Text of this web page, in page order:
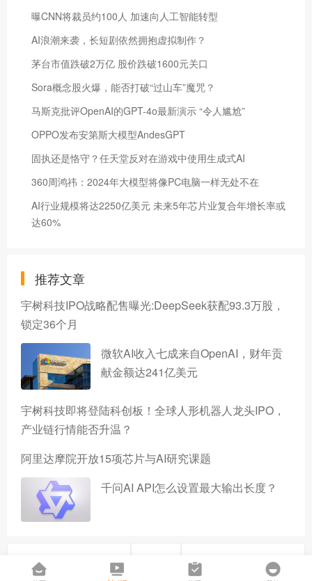
曝CNN将裁员约100人 加速向人工智能转型
AI浪潮来袭，长短剧依然拥抱虚拟制作？
茅台市值跌破2万亿 股价跌破1600元关口
Sora概念股火爆，能否打破“过山车”魔咒？
马斯克批评OpenAI的GPT-4o最新演示 “令人尴尬”
OPPO发布安第斯大模型AndesGPT
​固执还是恪守？任天堂反对在游戏中使用生成式AI
360周鸿祎：2024年大模型将像PC电脑一样无处不在
AI行业规模将达2250亿美元 未来5年芯片业复合年增长率或
达60%
推荐文章
宇树科技IPO战略配售曝光:DeepSeek获配93.3万股，
锁定36个月
微软AI收入七成来自OpenAI，财年贡
献金额达241亿美元
宇树科技即将登陆科创板！全球人形机器人龙头IPO，
产业链行情能否升温？
阿里达摩院开放15项芯片与AI研究课题
千问AI API怎么设置最大输出长度？